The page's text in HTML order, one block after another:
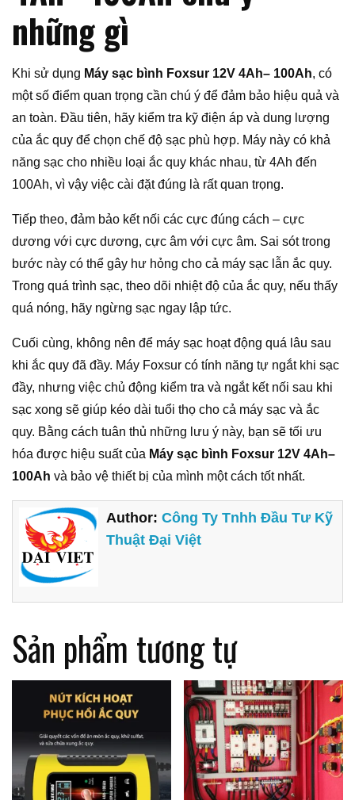
những gì
Khi sử dụng Máy sạc bình Foxsur 12V 4Ah– 100Ah, có
một số điểm quan trọng cần chú ý để đảm bảo hiệu quả và
an toàn. Đầu tiên, hãy kiểm tra kỹ điện áp và dung lượng
của ắc quy để chọn chế độ sạc phù hợp. Máy này có khả
năng sạc cho nhiều loại ắc quy khác nhau, từ 4Ah đến
100Ah, vì vậy việc cài đặt đúng là rất quan trọng.
Tiếp theo, đảm bảo kết nối các cực đúng cách – cực
dương với cực dương, cực âm với cực âm. Sai sót trong
bước này có thể gây hư hỏng cho cả máy sạc lẫn ắc quy.
Trong quá trình sạc, theo dõi nhiệt độ của ắc quy, nếu thấy
quá nóng, hãy ngừng sạc ngay lập tức.
Cuối cùng, không nên để máy sạc hoạt động quá lâu sau
khi ắc quy đã đầy. Máy Foxsur có tính năng tự ngắt khi sạc
đầy, nhưng việc chủ động kiểm tra và ngắt kết nối sau khi
sạc xong sẽ giúp kéo dài tuổi thọ cho cả máy sạc và ắc
quy. Bằng cách tuân thủ những lưu ý này, bạn sẽ tối ưu
hóa được hiệu suất của Máy sạc bình Foxsur 12V 4Ah–
100Ah và bảo vệ thiết bị của mình một cách tốt nhất.
Author:Công Ty Tnhh Đầu Tư Kỹ
Thuật Đại Việt
Sản phẩm tương tự